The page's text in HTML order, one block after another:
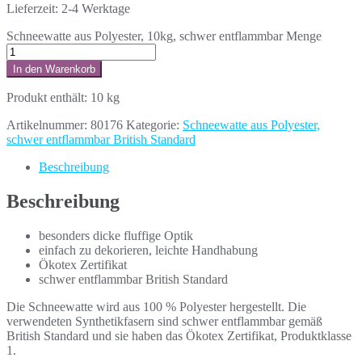
Lieferzeit: 2-4 Werktage
Schneewatte aus Polyester, 10kg, schwer entflammbar Menge
In den Warenkorb
Produkt enthält: 10 kg
Artikelnummer: 80176 Kategorie: Schneewatte aus Polyester,
schwer entflammbar British Standard
Beschreibung
Beschreibung
besonders dicke fluffige Optik
einfach zu dekorieren, leichte Handhabung
Ökotex Zertifikat
schwer entflammbar British Standard
Die Schneewatte wird aus 100 % Polyester hergestellt. Die
verwendeten Synthetikfasern sind schwer entflammbar gemäß
British Standard und sie haben das Ökotex Zertifikat, Produktklasse
1.